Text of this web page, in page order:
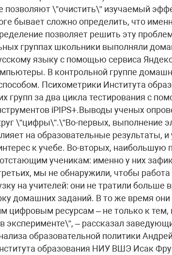
позволяют \”очистить\” изучаемый
бывает сложно определить, что
позволяет решить эту
группах школьники выполняли
языку с помощью сервиса
В контрольной группе
Психометрики Института
групп за два цикла тестирования с
iPIPS+.Выводы ученых
\”цифры\”.\”Во-первых, выполнение
на образовательные результаты,
к учебе. Во-вторых, наибольшую
ученикам: именно у них
мы не обнаружили, чтобы
на учителей: они не тратили больше
домашних заданий. В то же время
цифровым ресурсам – не только к
эксперименте\”, – рассказал
образовательной политики
образования НИУ ВШЭ Исак